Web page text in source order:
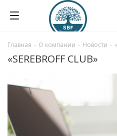
Главная - О компании - Новости -
«SEREBROFF CLUB»